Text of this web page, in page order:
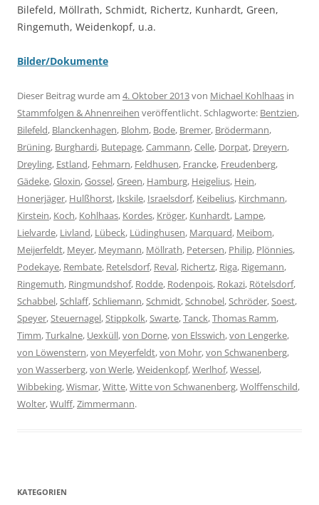
Bilefeld, Möllrath, Schmidt, Richertz, Kunhardt, Green,
Ringemuth, Weidenkopf, u.a.
Bilder/Dokumente
Dieser Beitrag wurde am 4. Oktober 2013von Michael Kohlhaas in
Stammfolgen & Ahnenreihen veröffentlicht. Schlagworte: Bentzien,
Bilefeld, Blanckenhagen, Blohm, Bode, Bremer, Brödermann,
Brüning, Burghardi, Butepage,Cammann,Celle, Dorpat, Dreyern,
Dreyling, Estland, Fehmarn, Feldhusen, Francke, Freudenberg,
Gädeke,Gloxin,Gossel,Green, Hamburg, Heigelius, Hein,
Honerjäger, Hulßhorst, Ikskile, Israelsdorf, Keibelius, Kirchmann,
Kirstein, Koch, Kohlhaas, Kordes, Kröger, Kunhardt, Lampe,
Lielvarde, Livland, Lübeck, Lüdinghusen, Marquard, Meibom,
Meijerfeldt, Meyer, Meymann, Möllrath, Petersen, Philip, Plönnies,
Podekaye, Rembate, Retelsdorf, Reval, Richertz, Riga, Rigemann,
Ringemuth, Ringmundshof, Rodde, Rodenpois, Rokazi, Rötelsdorf,
Schabbel,Schlaff,Schliemann,Schmidt,Schnobel,Schröder,Soest,
Speyer,Steuernagel,Stippkolk,Swarte,Tanck,Thomas Ramm,
Timm,Turkalne, Uexküll,von Dorne,von Elsswich,von Lengerke,
von Löwenstern,von Meyerfeldt,von Mohr,von Schwanenberg,
von Wasserberg,von Werle,Weidenkopf,Werlhof,Wessel,
Wibbeking,Wismar,Witte,Witte von Schwanenberg,Wolffenschild,
Wolter,Wulff,Zimmermann.
KATEGORIEN